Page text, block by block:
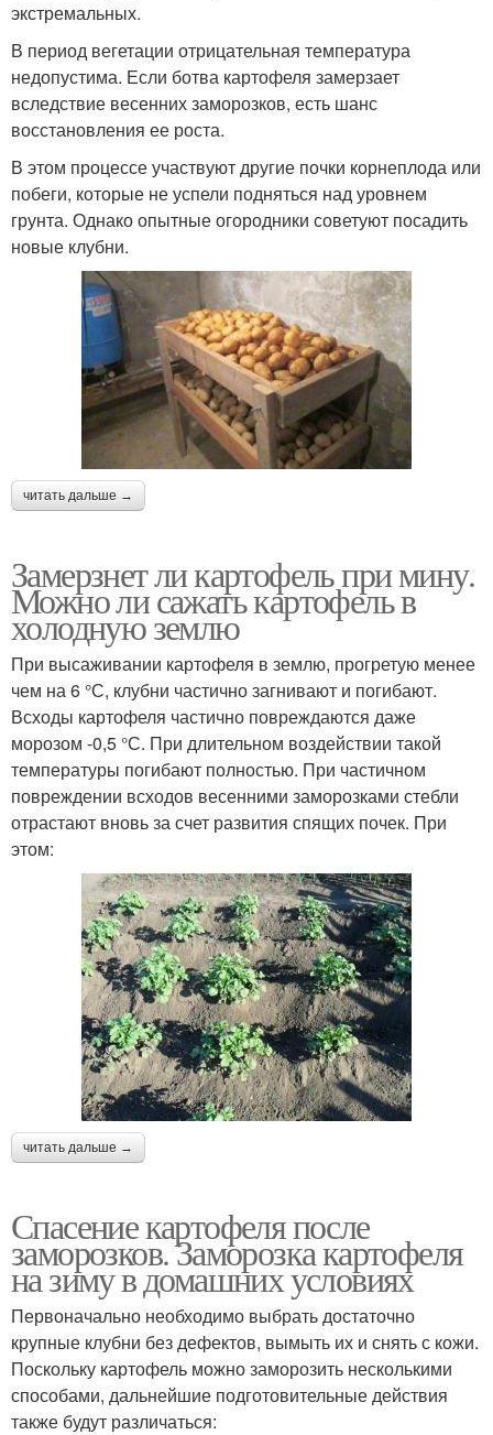
экстремальных.
В период вегетации отрицательная температура
недопустима. Если ботва картофеля замерзает
вследствие весенних заморозков, есть шанс
восстановления ее роста.
В этом процессе участвуют другие почки корнеплода или
побеги, которые не успели подняться над уровнем
грунта. Однако опытные огородники советуют посадить
новые клубни.
читать дальше →
Замерзнет ли картофель при мину.
Можно ли сажать картофель в
холодную землю
При высаживании картофеля в землю, прогретую менее
чем на 6 °С, клубни частично загнивают и погибают.
Всходы картофеля частично повреждаются даже
морозом -0,5 °С. При длительном воздействии такой
температуры погибают полностью. При частичном
повреждении всходов весенними заморозками стебли
отрастают вновь за счет развития спящих почек. При
этом:
читать дальше →
Спасение картофеля после
заморозков. Заморозка картофеля
на зиму в домашних условиях
Первоначально необходимо выбрать достаточно
крупные клубни без дефектов, вымыть их и снять с кожи.
Поскольку картофель можно заморозить несколькими
способами, дальнейшие подготовительные действия
также будут различаться: